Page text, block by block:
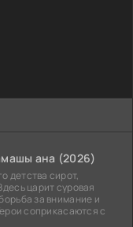
ана (2026)
детства сирот,
царит суровая
за внимание и
соприкасаются с